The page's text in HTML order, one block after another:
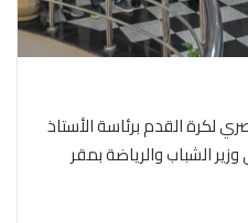
لكرة القدم برئاسة الأستاذ
الشباب والرياضة بمقر